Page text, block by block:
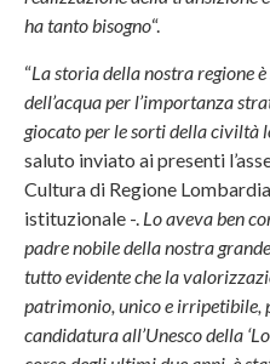
ha tanto bisogno“.
“La storia della nostra regione
dell’acqua per l’importanza
giocato per le sorti della civiltà
saluto inviato ai presenti
Cultura di Regione
istituzionale -. Lo aveva ben
padre nobile della nostra
tutto evidente che la
patrimonio, unico e irripetibile,
candidatura all’Unesco della